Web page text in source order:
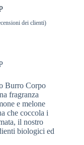
dei clienti)
Burro Corpo
fragranza
e melone
che coccola i
il nostro
biologici ed